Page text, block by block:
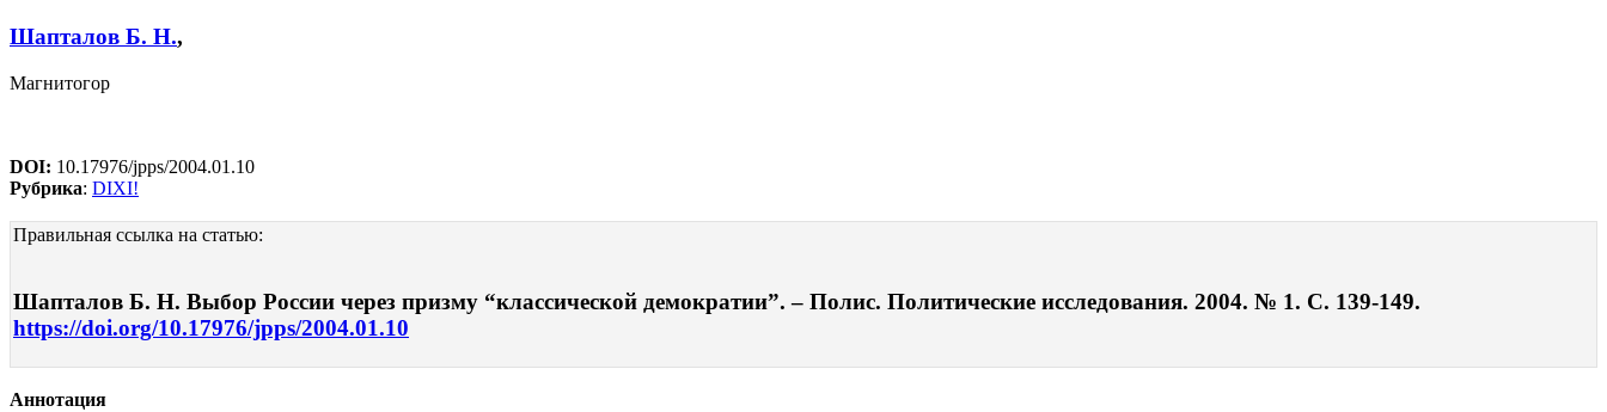
Шапталов Б. Н.,
Магнитогор
DOI: 10.17976/jpps/2004.01.10
Рубрика: DIXI!
Правильная ссылка на статью:
Шапталов Б. Н. Выбор России через призму “классической демократии”. – Полис. Политические исследования. 2004. № 1. С. 139-149.
https://doi.org/10.17976/jpps/2004.01.10
Аннотация